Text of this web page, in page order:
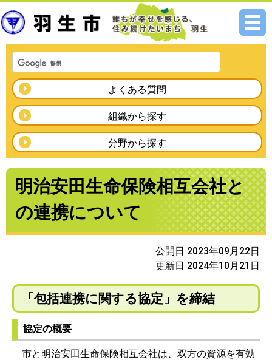
メニ
よくある質問
組織から探す
分野から探す
明治安田生命保険相互会社と
の連携について
公開日 2023年09月22日
更新日 2024年10月21日
「包括連携に関する協定」を締結
協定の概要
市と明治安田生命保険相互会社は、双方の資源を有効